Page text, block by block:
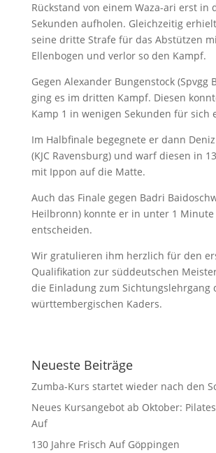
Rückstand von einem Waza-ari erst in
Sekunden aufholen. Gleichzeitig
seine dritte Strafe für das Abstützen
Ellenbogen und verlor so den Kampf.
Gegen Alexander Bungenstock (Spvgg
ging es im dritten Kampf. Diesen
Kamp 1 in wenigen Sekunden für sich
Im Halbfinale begegnete er dann
(KJC Ravensburg) und warf diesen in
mit Ippon auf die Matte.
Auch das Finale gegen Badri
Heilbronn) konnte er in unter 1
entscheiden.
Wir gratulieren ihm herzlich für den
Qualifikation zur süddeutschen
die Einladung zum Sichtungslehrgang
württembergischen Kaders.
Neueste Beiträge
Zumba-Kurs startet wieder nach den
Neues Kursangebot ab Oktober:
Auf
130 Jahre Frisch Auf Göppingen